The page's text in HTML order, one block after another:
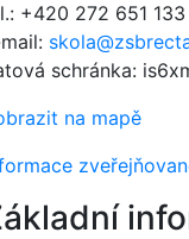
+420 272 651 133
schránka:
na mapě